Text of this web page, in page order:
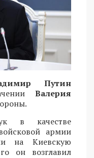
Путин
Валерия
в качестве
армии
на Киевскую
он возглавил